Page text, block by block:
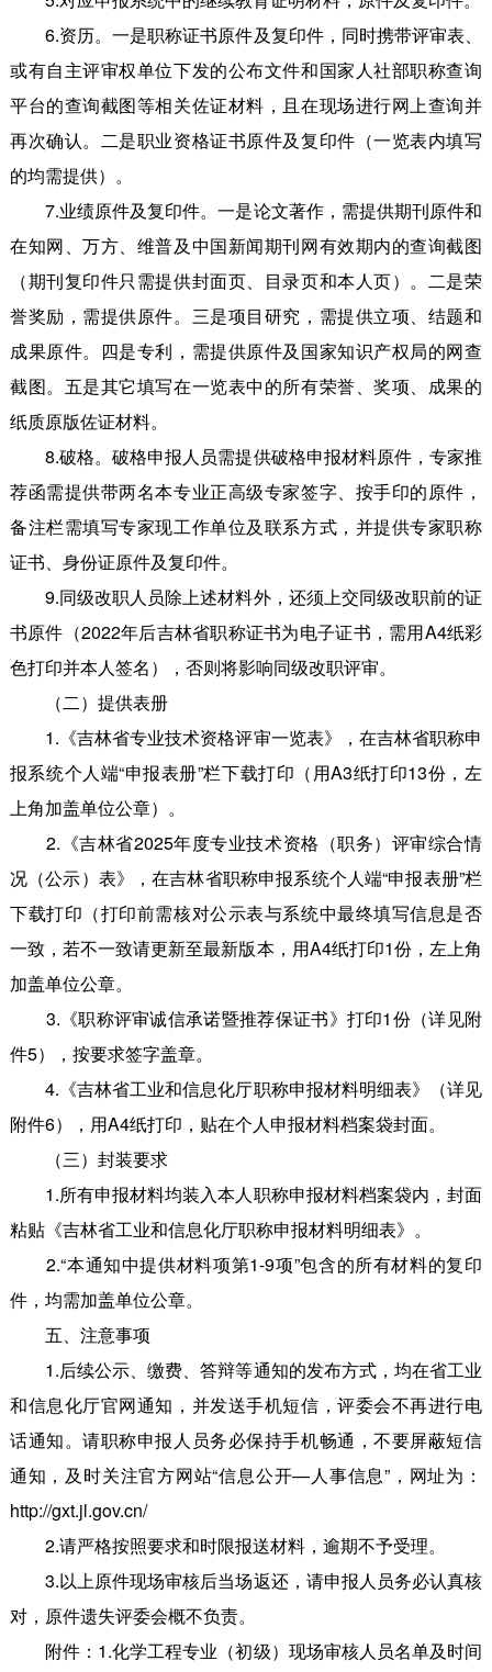
6.资历。一是职称证书原件及复印件，同时携带评审表、
或有自主评审权单位下发的公布文件和国家人社部职称查询
平台的查询截图等相关佐证材料，且在现场进行网上查询并
再次确认。二是职业资格证书原件及复印件（一览表内填写
的均需提供）。
7.业绩原件及复印件。一是论文著作，需提供期刊原件和
在知网、万方、维普及中国新闻期刊网有效期内的查询截图
（期刊复印件只需提供封面页、目录页和本人页）。二是荣
誉奖励，需提供原件。三是项目研究，需提供立项、结题和
成果原件。四是专利，需提供原件及国家知识产权局的网查
截图。五是其它填写在一览表中的所有荣誉、奖项、成果的
纸质原版佐证材料。
8.破格。破格申报人员需提供破格申报材料原件，专家推
荐函需提供带两名本专业正高级专家签字、按手印的原件，
备注栏需填写专家现工作单位及联系方式，并提供专家职称
证书、身份证原件及复印件。
9.同级改职人员除上述材料外，还须上交同级改职前的证
书原件（2022年后吉林省职称证书为电子证书，需用A4纸彩
色打印并本人签名），否则将影响同级改职评审。
（二）提供表册
1.《吉林省专业技术资格评审一览表》，在吉林省职称申
报系统个人端“申报表册”栏下载打印（用A3纸打印13份，左
上角加盖单位公章）。
2.《吉林省2025年度专业技术资格（职务）评审综合情
况（公示）表》，在吉林省职称申报系统个人端“申报表册”栏
下载打印（打印前需核对公示表与系统中最终填写信息是否
一致，若不一致请更新至最新版本，用A4纸打印1份，左上角
加盖单位公章。
3.《职称评审诚信承诺暨推荐保证书》打印1份（详见附
件5），按要求签字盖章。
4.《吉林省工业和信息化厅职称申报材料明细表》（详见
附件6），用A4纸打印，贴在个人申报材料档案袋封面。
（三）封装要求
1.所有申报材料均装入本人职称申报材料档案袋内，封面
粘贴《吉林省工业和信息化厅职称申报材料明细表》。
2.“本通知中提供材料项第1-9项”包含的所有材料的复印
件，均需加盖单位公章。
五、注意事项
1.后续公示、缴费、答辩等通知的发布方式，均在省工业
和信息化厅官网通知，并发送手机短信，评委会不再进行电
话通知。请职称申报人员务必保持手机畅通，不要屏蔽短信
通知，及时关注官方网站“信息公开—人事信息”，网址为：
http://gxt.jl.gov.cn/
2.请严格按照要求和时限报送材料，逾期不予受理。
3.以上原件现场审核后当场返还，请申报人员务必认真核
对，原件遗失评委会概不负责。
附件：1.化学工程专业（初级）现场审核人员名单及时间